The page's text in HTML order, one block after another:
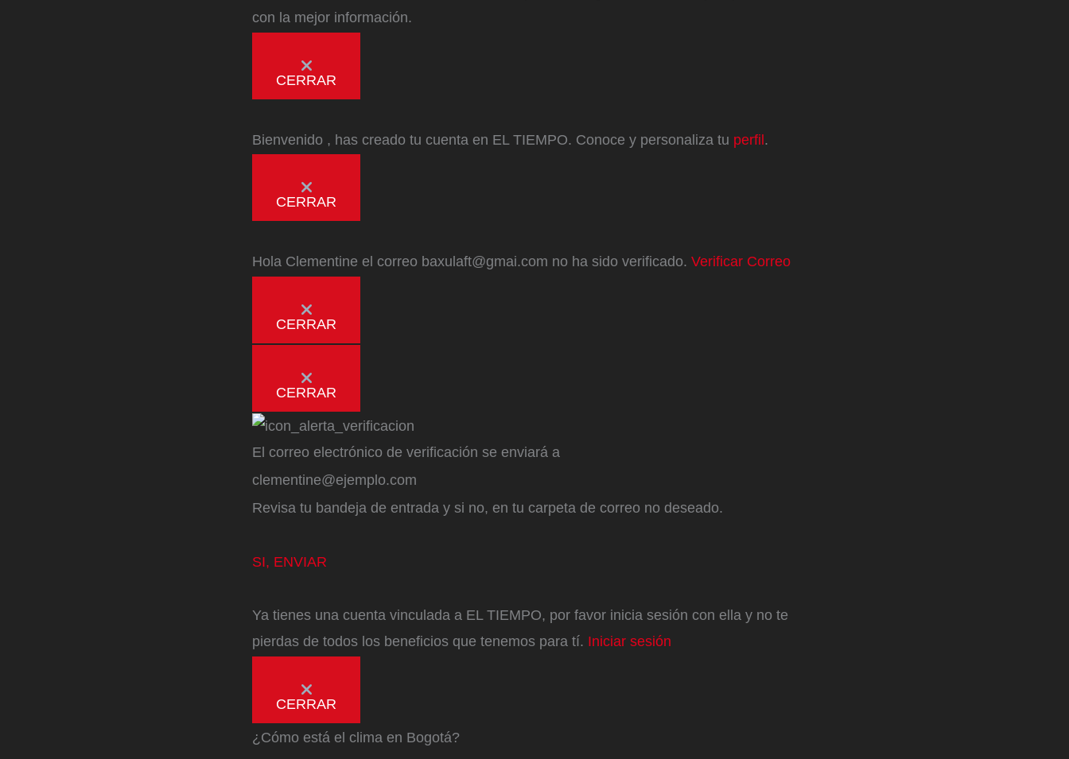
con la mejor información.
CERRAR
Bienvenido , has creado tu cuenta en EL TIEMPO. Conoce y personaliza tu perfil.
CERRAR
Hola Clementine el correo baxulaft@gmai.com no ha sido verificado. Verificar Correo
CERRAR
CERRAR
El correo electrónico de verificación se enviará a
clementine@ejemplo.com
Revisa tu bandeja de entrada y si no, en tu carpeta de correo no deseado.
SI, ENVIAR
Ya tienes una cuenta vinculada a EL TIEMPO, por favor inicia sesión con ella y no te
pierdas de todos los beneficios que tenemos para tí. Iniciar sesión
CERRAR
¿Cómo está el clima en Bogotá?